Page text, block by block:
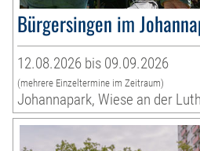
Bürgersingen im
12.08.2026 bis 09.09.2026
(mehrere Einzeltermine im Zeitraum)
Johannapark, Wiese an der